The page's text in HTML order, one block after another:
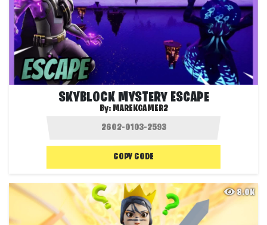
SKYBLOCK MYSTERY ESCAPE
By: MAREKGAMER2
COPY CODE
8.0K